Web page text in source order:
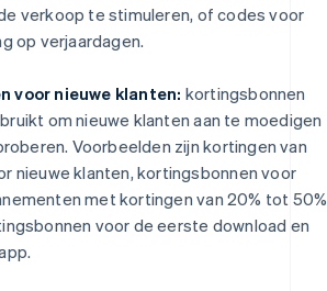
verkoop te stimuleren, of codes voor
op verjaardagen.
voor nieuwe klanten: kortingsbonnen
om nieuwe klanten aan te moedigen
Voorbeelden zijn kortingen van
nieuwe klanten, kortingsbonnen voor
met kortingen van 20% tot
voor de eerste download en